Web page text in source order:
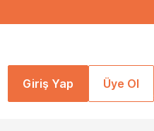
Giriş Yap Üye Ol